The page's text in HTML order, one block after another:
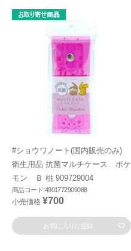
#ショウワノート(国内販売のみ)
衛生用品 抗菌マルチケース ポケ
モン Ｂ 桃 909729004
商品コード:4901772909088
小売価格 ¥700
お気に入りに登録